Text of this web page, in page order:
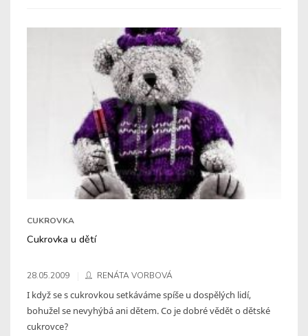
CUKROVKA
Cukrovka u dětí
28.05.2009 RENÁTA VORBOVÁ
I když se s cukrovkou setkáváme spíše u dospělých lidí,
bohužel se nevyhýbá ani dětem. Co je dobré vědět o dětské
cukrovce?